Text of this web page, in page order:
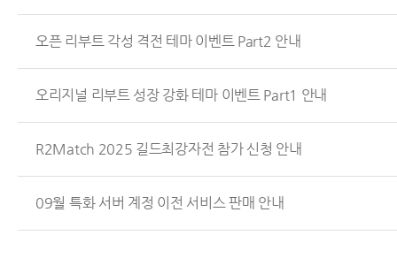
오픈 리부트 각성 격전 테마 이벤트 Part2 안내
오리지널 리부트 성장 강화 테마 이벤트 Part1 안내
R2Match 2025 길드최강자전 참가 신청 안내
09월 특화 서버 계정 이전 서비스 판매 안내